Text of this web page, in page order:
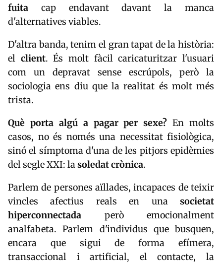
fuita cap endavant davant la manca
d'alternatives viables.
D'altra banda, tenim el gran tapat de la història:
el client. És molt fàcil caricaturitzar l'usuari
com un depravat sense escrúpols, però la
sociologia ens diu que la realitat és molt més
trista.
Què porta algú a pagar per sexe? En molts
casos, no és només una necessitat fisiològica,
sinó el símptoma d'una de les pitjors epidèmies
del segle XXI: lasoledat crònica.
Parlem de persones aïllades, incapaces de teixir
vincles afectius reals en una societat
hiperconnectada però emocionalment
analfabeta. Parlem d'individus que busquen,
encara que sigui de forma efímera,
transaccional i artificial, el contacte, la